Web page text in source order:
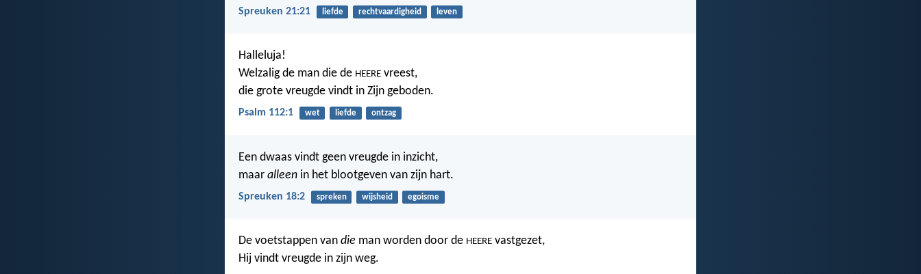
Spreuken 21:21 liefde rechtvaardigheid leven
Halleluja!
Welzalig de man die de HEERE vreest,
die grote vreugde vindt in Zijn geboden.
Psalm 112:1 wet liefde ontzag
Een dwaas vindt geen vreugde in inzicht,
maar alleen in het blootgeven van zijn hart.
Spreuken 18:2 spreken wijsheid egoisme
De voetstappen van die man worden door de HEERE vastgezet,
Hij vindt vreugde in zijn weg.